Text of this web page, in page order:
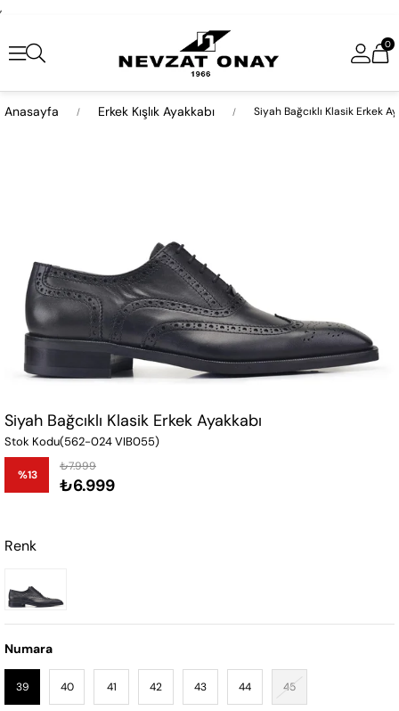
,
0
Anasayfa Erkek Kışlık Ayakkabı Siyah Bağcıklı Klasik Erkek
Siyah Bağcıklı Klasik Erkek Ayakkabı
Stok Kodu(562-024 VIB055)
%13
İndirim
₺7.999
₺6.999
Renk
Numara
39 40 41 42 43 44 45